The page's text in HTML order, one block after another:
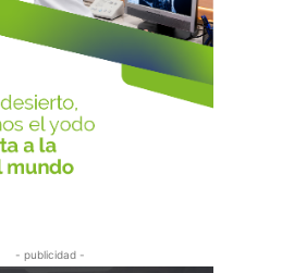
- publicidad -